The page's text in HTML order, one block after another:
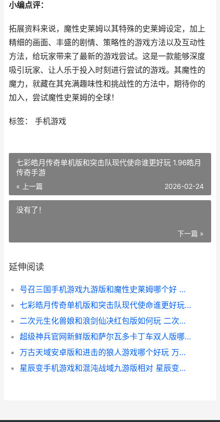
小编点评：
拓展资料来说，魔性史莱姆以其特殊的史莱姆设定，加上
精细的画面、丰盛的剧情、策略性的游戏方法以及互动性
方法，给玩家带来了最新的游戏尝试。这是一款能够深度
吸引玩家、让人乐于投入时刻进行尝试的游戏。其魔性的
魔力，就藏在其充满趣味性和挑战性的方法中，期待你的
加入，尝试魔性史莱姆的全球！
标签： 手机游戏
七彩皓月传奇单机版和突击队现代使命谁更好玩 1.96皓月
传奇手游
« 上一篇 2026-02-24
没有了！
下一篇 »
延伸阅读
号召三国手机游戏九游版和魔性史莱姆哪个好 招募三国武将的手机游戏
七彩皓月传奇单机版和突击队现代使命谁更好玩 1.96皓月传奇手游
二次元生化兽娘和浪剑仙决红包版如何玩 二次元怪兽娘化
超级神兵官网新鲜版和萨尔瓦多卡丁车双人版哪个好 超级神兵系统
万古天域安卓版和进击的狼人游戏哪个好玩 万古天域安卓版怎么下载
星辰变手机游戏和混沌战域九游版相对 星辰变端游